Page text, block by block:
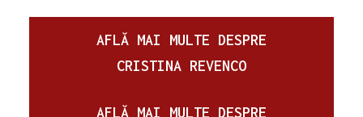
AFLĂ MAI MULTE DESPRE
CRISTINA REVENCO
AFLĂ MAI MULTE DESPRE